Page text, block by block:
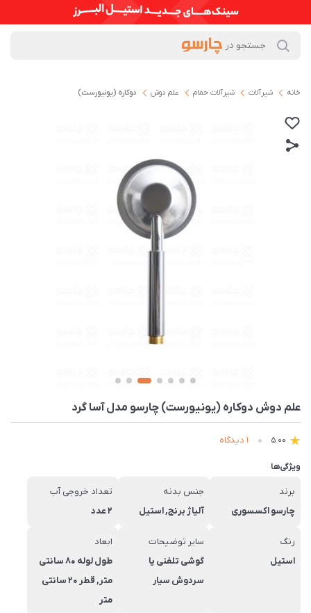
خانه شیرآلات شیرآلات حمام علم دوش دوکاره (یونیورست)
علم دوش دوکاره (یونیورست) چارسو مدل آسا گرد
5.00 1 دیدگاه
ویژگی‌ها
برند
چارسو اکسسوری
جنس بدنه
آلیاژ برنج, استیل
تعداد خروجی آب
2 عدد
رنگ
استیل
سایر توضیحات
گوشی تلفنی یا
سردوش سیار
ابعاد
طول لوله 80 سانتی
متر, قطر 20 سانتی
متر